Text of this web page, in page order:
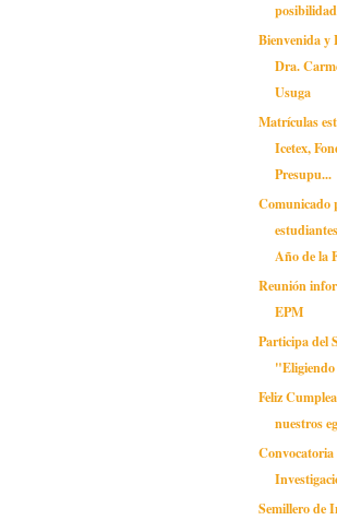
Bienvenida y
Dra.
Usuga
Matrículas
Icetex,
Presupu...
Comunicado
Año de la
Reunión
EPM
Participa del
Feliz
nuestros
Convocatoria
Semillero de